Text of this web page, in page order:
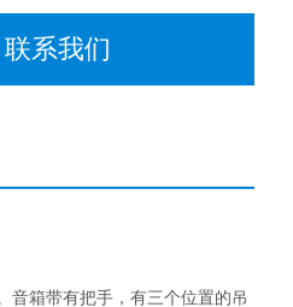
联系我们
音箱带有把手，有三个位置的吊